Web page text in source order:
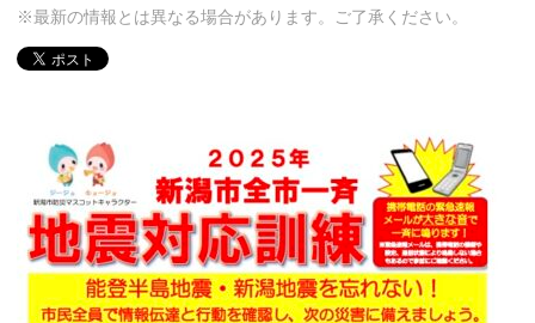
※最新の情報とは異なる場合があります。ご了承ください。